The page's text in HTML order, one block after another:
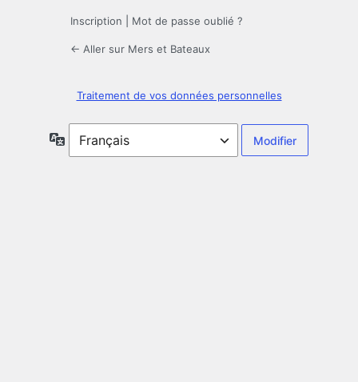
Inscription Mot de passe oublié ?
← Aller sur Mers et Bateaux
Traitement de vos données personnelles
Langue